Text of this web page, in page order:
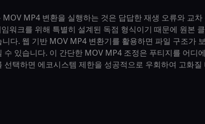
MOV MP4 변환을 실행하는 것은 답답한 재생 오류와 교
워크를 위해 특별히 설계된 독점 형식이기 때문에 원본
니다. 웹 기반 MOV MP4 변환기를 활용하면 파일 구조가
수 있습니다. 이 간단한 MOV MP4 조정은 푸티지를 어
선택하면 에코시스템 제한을 성공적으로 우회하여 고화